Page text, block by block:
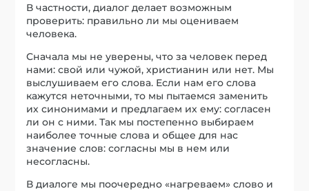
В частности, диалог делает возможным
проверить: правильно ли мы оцениваем
человека.
Сначала мы не уверены, что за человек перед
нами: свой или чужой, христианин или нет. Мы
выслушиваем его слова. Если нам его слова
кажутся неточными, то мы пытаемся заменить
их синонимами и предлагаем их ему: согласен
ли он с ними. Так мы постепенно выбираем
наиболее точные слова и общее для нас
значение слов: согласны мы в нем или
несогласны.
В диалоге мы поочередно «нагреваем» слово и